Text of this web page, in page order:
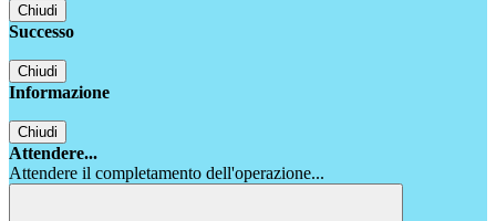
Chiudi
Successo
Chiudi
Informazione
Chiudi
Attendere...
Attendere il completamento dell'operazione...